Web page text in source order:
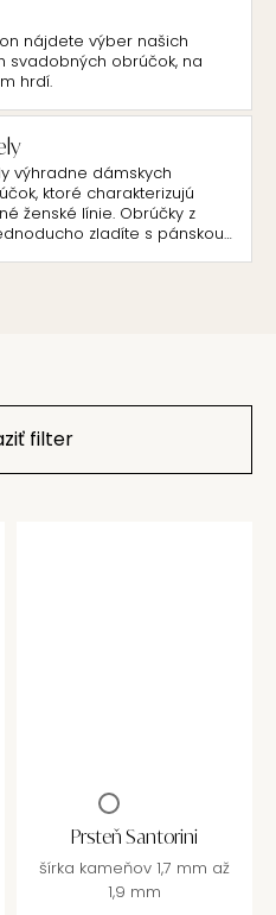
nájdete výber našich
svadobných obrúčok, na
hrdí.
výhradne dámskych
ktoré charakterizujú
ženské línie. Obrúčky z
zladíte s pánskou
filter
Prsteň Santorini
šírka kameňov 1,7 mm až
1,9 mm